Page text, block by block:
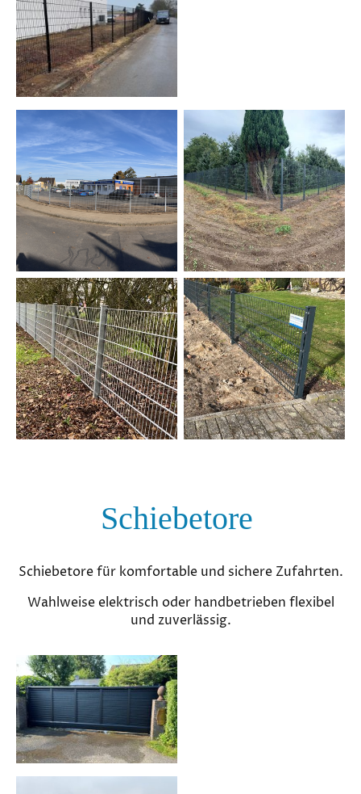
Schiebetore
Schiebetore für komfortable und sichere Zufahrten.
Wahlweise elektrisch oder handbetrieben flexibel
und zuverlässig.